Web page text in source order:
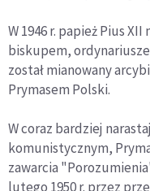
W 1946 r. papież Pius
biskupem,
został mianowany
Prymasem Polski.
W coraz bardziej
komunistycznym,
zawarcia
lutego 1950 r. przez